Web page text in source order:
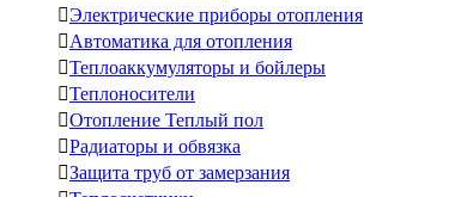
Электрические приборы отопления
Автоматика для отопления
Теплоаккумуляторы и бойлеры
Теплоносители
Отопление Теплый пол
Радиаторы и обвязка
Защита труб от замерзания